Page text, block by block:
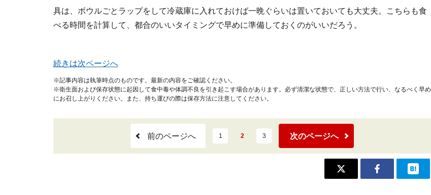
具は、ボウルごとラップをして冷蔵庫に入れておけば一晩ぐらいは置いておいても大丈夫。こちらも食
べる時間を計算して、都合のいいタイミングで早めに準備しておくのがいいだろう。
続きは次ページへ
※記事内容は執筆時点のものです。最新の内容をご確認ください。
※衛生面および保存状態に起因して食中毒や体調不良を引き起こす場合があります。必ず清潔な状態で、正しい方法で行い、なるべく早め
にお召し上がりください。また、持ち運びの際は保存方法に注意してください。
前のページへ 1 2 3 次のページへ